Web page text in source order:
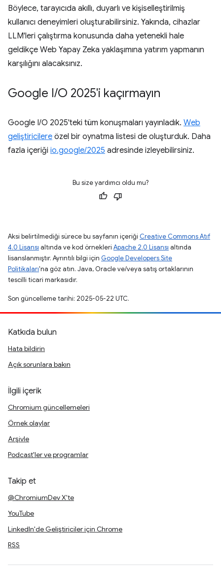
Böylece, tarayıcıda akıllı, duyarlı ve kişiselleştirilmiş
kullanıcı deneyimleri oluşturabilirsiniz. Yakında, cihazlar
LLM'leri çalıştırma konusunda daha yetenekli hale
geldikçe Web Yapay Zeka yaklaşımına yatırım yapmanın
karşılığını alacaksınız.
Google I/O 2025'i kaçırmayın
Google I/O 2025'teki tüm konuşmaları yayınladık. Web
geliştiricilere özel bir oynatma listesi de oluşturduk. Daha
fazla içeriği io.google/2025 adresinde izleyebilirsiniz.
Bu size yardımcı oldu mu?
Aksi belirtilmediği sürece bu sayfanın içeriği Creative Commons Atıf
4.0 Lisansı altında ve kod örnekleri Apache 2.0 Lisansı altında
lisanslanmıştır. Ayrıntılı bilgi için Google Developers Site
Politikaları'na göz atın. Java, Oracle ve/veya satış ortaklarının
tescilli ticari markasıdır.
Son güncelleme tarihi: 2025-05-22 UTC.
Katkıda bulun
Hata bildirin
Açık sorunlara bakın
İlgili içerik
Chromium güncellemeleri
Örnek olaylar
Arşivle
Podcast'ler ve programlar
Takip et
@ChromiumDev X'te
YouTube
LinkedIn'de Geliştiriciler için Chrome
RSS